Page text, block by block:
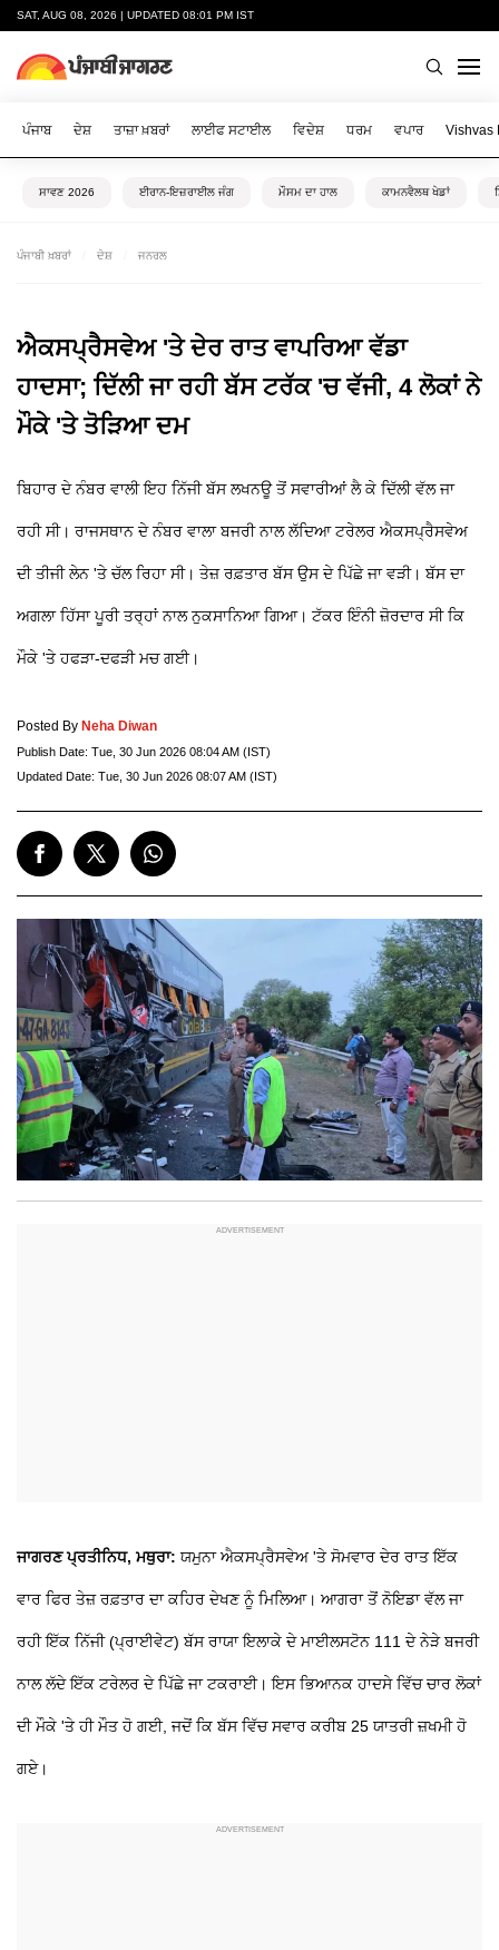
SAT, AUG 08, 2026 | UPDATED 08:01 PM IST
ਪੰਜਾਬ ਦੇਸ਼ ਤਾਜ਼ਾ ਖ਼ਬਰਾਂ ਲਾਈਫ ਸਟਾਈਲ ਵਿਦੇਸ਼ ਧਰਮ ਵਪਾਰ Vishvas
ਸਾਵਣ 2026 ਈਰਾਨ-ਇਜ਼ਰਾਈਲ ਜੰਗ ਮੌਸਮ ਦਾ ਹਾਲ ਕਾਮਨਵੈਲਥ ਖੇਡਾਂ
ਪੰਜਾਬੀ ਖ਼ਬਰਾਂ ਦੇਸ਼ ਜਨਰਲ
ਐਕਸਪ੍ਰੈਸਵੇਅ 'ਤੇ ਦੇਰ ਰਾਤ ਵਾਪਰਿਆ ਵੱਡਾ
ਹਾਦਸਾ; ਦਿੱਲੀ ਜਾ ਰਹੀ ਬੱਸ ਟਰੱਕ 'ਚ ਵੱਜੀ, 4 ਲੋਕਾਂ ਨੇ
ਮੌਕੇ 'ਤੇ ਤੋੜਿਆ ਦਮ
ਬਿਹਾਰ ਦੇ ਨੰਬਰ ਵਾਲੀ ਇਹ ਨਿੱਜੀ ਬੱਸ ਲਖਨਊ ਤੋਂ ਸਵਾਰੀਆਂ ਲੈ ਕੇ ਦਿੱਲੀ ਵੱਲ ਜਾ
ਰਹੀ ਸੀ। ਰਾਜਸਥਾਨ ਦੇ ਨੰਬਰ ਵਾਲਾ ਬਜਰੀ ਨਾਲ ਲੱਦਿਆ ਟਰੇਲਰ ਐਕਸਪ੍ਰੈਸਵੇਅ
ਦੀ ਤੀਜੀ ਲੇਨ 'ਤੇ ਚੱਲ ਰਿਹਾ ਸੀ। ਤੇਜ਼ ਰਫ਼ਤਾਰ ਬੱਸ ਉਸ ਦੇ ਪਿੱਛੇ ਜਾ ਵੜੀ। ਬੱਸ ਦਾ
ਅਗਲਾ ਹਿੱਸਾ ਪੂਰੀ ਤਰ੍ਹਾਂ ਨਾਲ ਨੁਕਸਾਨਿਆ ਗਿਆ। ਟੱਕਰ ਇੰਨੀ ਜ਼ੋਰਦਾਰ ਸੀ ਕਿ
ਮੌਕੇ 'ਤੇ ਹਫੜਾ-ਦਫੜੀ ਮਚ ਗਈ।
Posted By Neha Diwan
Publish Date: Tue, 30 Jun 2026 08:04 AM (IST)
Updated Date: Tue, 30 Jun 2026 08:07 AM (IST)
ਜਾਗਰਣ ਪ੍ਰਤੀਨਿਧ, ਮਥੁਰਾ: ਯਮੁਨਾ ਐਕਸਪ੍ਰੈਸਵੇਅ 'ਤੇ ਸੋਮਵਾਰ ਦੇਰ ਰਾਤ ਇੱਕ
ਵਾਰ ਫਿਰ ਤੇਜ਼ ਰਫ਼ਤਾਰ ਦਾ ਕਹਿਰ ਦੇਖਣ ਨੂੰ ਮਿਲਿਆ। ਆਗਰਾ ਤੋਂ ਨੋਇਡਾ ਵੱਲ ਜਾ
ਰਹੀ ਇੱਕ ਨਿੱਜੀ (ਪ੍ਰਾਈਵੇਟ) ਬੱਸ ਰਾਯਾ ਇਲਾਕੇ ਦੇ ਮਾਈਲਸਟੋਨ 111 ਦੇ ਨੇੜੇ ਬਜਰੀ
ਨਾਲ ਲੱਦੇ ਇੱਕ ਟਰੇਲਰ ਦੇ ਪਿੱਛੇ ਜਾ ਟਕਰਾਈ। ਇਸ ਭਿਆਨਕ ਹਾਦਸੇ ਵਿੱਚ ਚਾਰ ਲੋਕਾਂ
ਦੀ ਮੌਕੇ 'ਤੇ ਹੀ ਮੌਤ ਹੋ ਗਈ, ਜਦੋਂ ਕਿ ਬੱਸ ਵਿੱਚ ਸਵਾਰ ਕਰੀਬ 25 ਯਾਤਰੀ ਜ਼ਖਮੀ ਹੋ
ਗਏ।